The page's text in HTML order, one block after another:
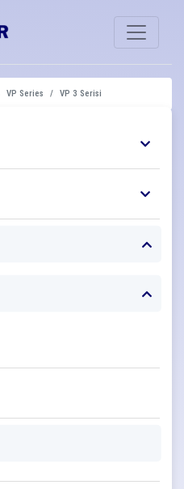
VP Series VP 3 Serisi